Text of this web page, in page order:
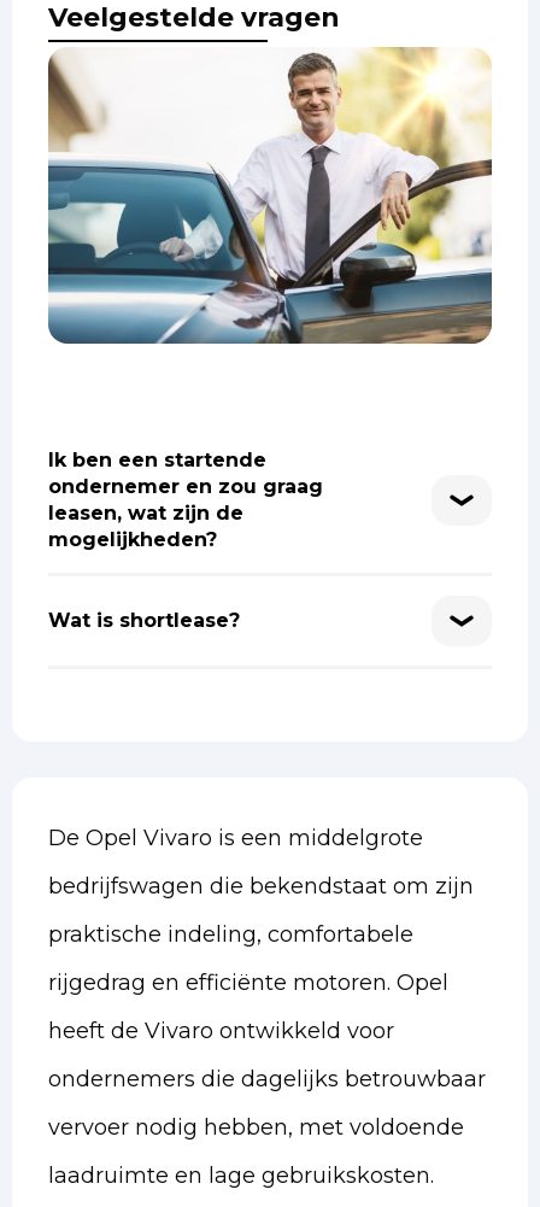
Veelgestelde vragen
Ik ben een startende
ondernemer en zou graag
leasen, wat zijn de
mogelijkheden?
Wat is shortlease?
De Opel Vivaro is een middelgrote
bedrijfswagen die bekendstaat om zijn
praktische indeling, comfortabele
rijgedrag en efficiënte motoren. Opel
heeft de Vivaro ontwikkeld voor
ondernemers die dagelijks betrouwbaar
vervoer nodig hebben, met voldoende
laadruimte en lage gebruikskosten.